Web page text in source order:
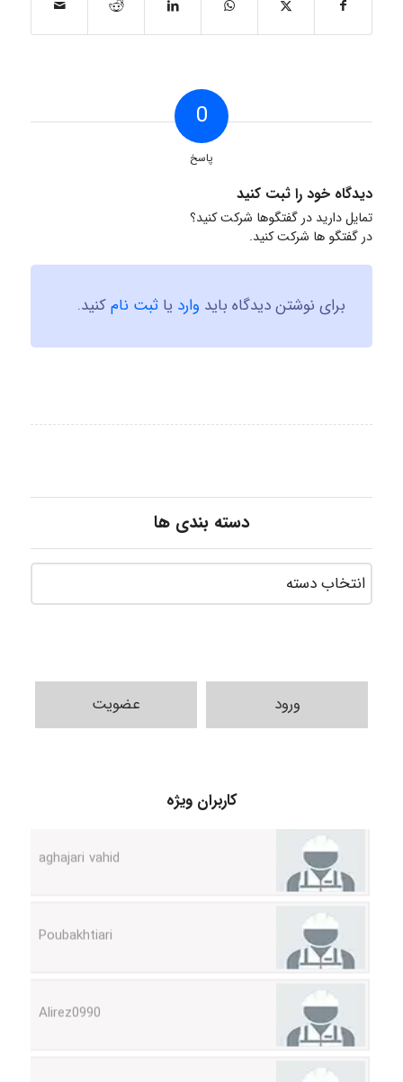
0
پاسخ
دیدگاه خود را ثبت کنید
تمایل دارید در گفتگوها شرکت کنید؟
در گفتگو ها شرکت کنید.
برای نوشتن دیدگاه باید وارد یا ثبت نامکنید.
دسته بندی ها
ورود عضویت
کاربران ویژه